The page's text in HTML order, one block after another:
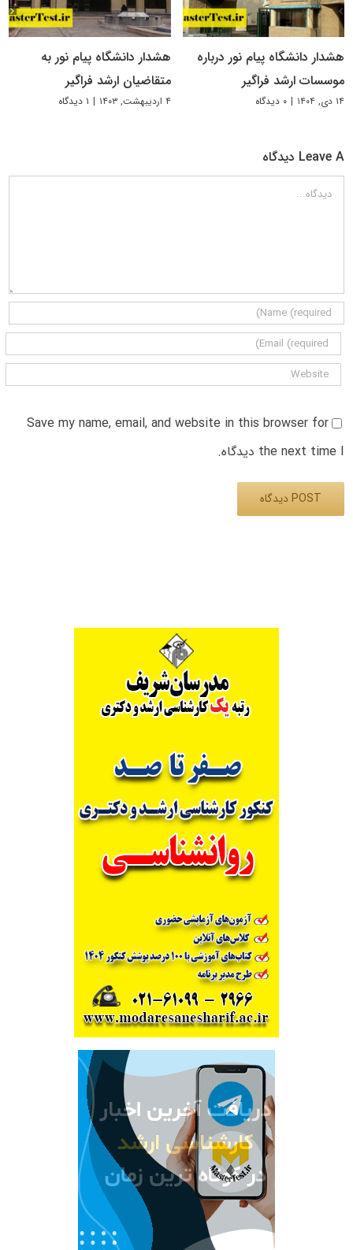
هشدار دانشگاه پیام نور درباره
موسسات ارشد فراگیر
۱۴ دی, ۱۴۰۴ | ۰ دیدگاه
هشدار دانشگاه پیام نور به
متقاضیان ارشد فراگیر
۴ اردیبهشت, ۱۴۰۳ | ۱ دیدگاه
Leave A دیدگاه
دیدگاه
Save my name, email, and website in this browser for
the next time I دیدگاه.